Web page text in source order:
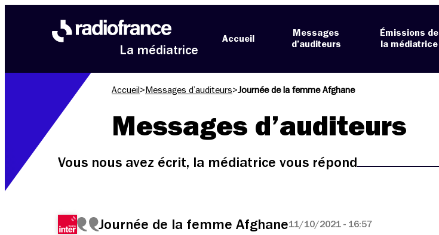
La médiatrice
Accueil
Messages
d’auditeurs
Émissions de
la médiatrice
Accueil > Messages d’auditeurs>Journée de la femme Afghane
Messages d’auditeurs
Vous nous avez écrit, la médiatrice vous répond
Journée de la femme Afghane11/10/2021 - 16:57